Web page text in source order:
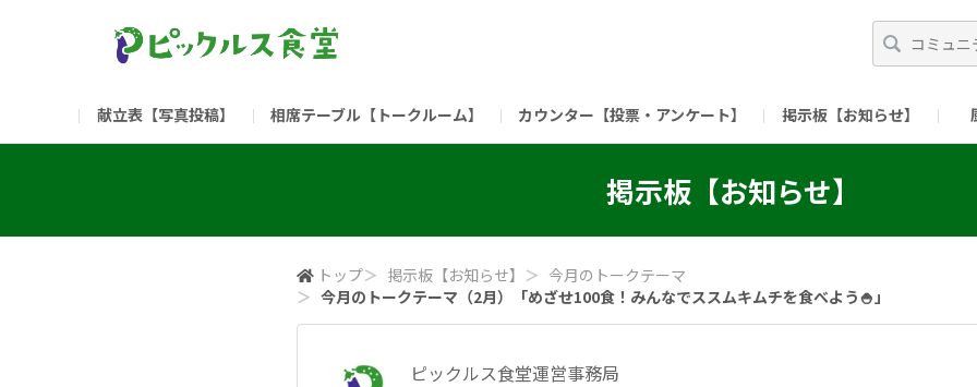
献立表【写真投稿】 相席テーブル【トークルーム】 カウンター【投票・アンケート】 掲示板【お知らせ】
（リンク）ご飯がススム ブランドサイト （リンク）ピックルスコーポレーションHP （リンク）
掲示板【お知らせ】
トップ＞ 掲示板【お知らせ】 ＞ 今月のトークテーマ
＞ 今月のトークテーマ（2月）「めざせ100食！みんなでススムキムチを食べよう🍚」
ピックルス食堂運営事務局